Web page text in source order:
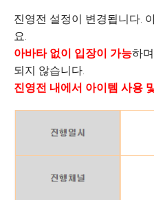
진영전 설정이 변경됩니다.
요.
아바타 없이 입장이 가능하
되지 않습니다.
진영전 내에서 아이템 사용